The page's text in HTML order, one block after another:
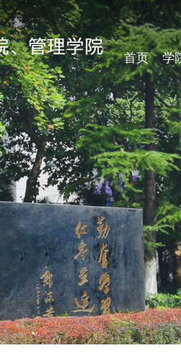
首页 学